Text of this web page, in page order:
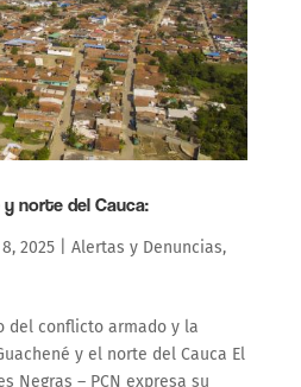
norte del Cauca:
2025| Alertas y Denuncias,
del conflicto armado y la
y el norte del Cauca El
Negras – PCN expresa su